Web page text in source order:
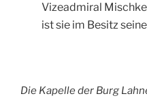
Vizeadmiral
ist sie im Besitz
Die Kapelle der Burg